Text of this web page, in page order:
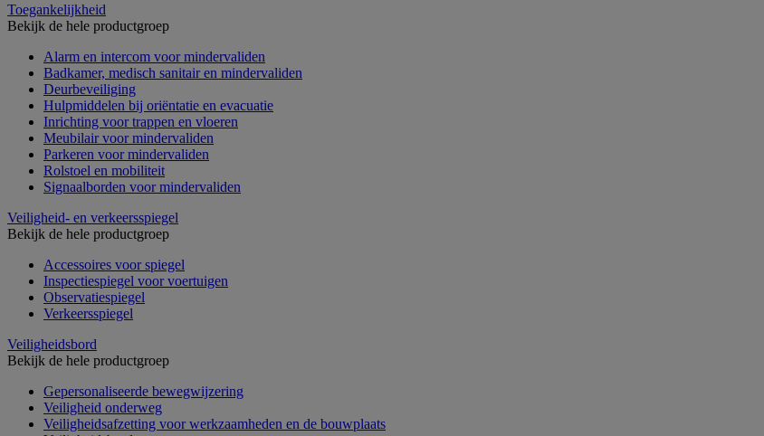
Toegankelijkheid
Bekijk de hele productgroep
Alarm en intercom voor mindervaliden
Badkamer, medisch sanitair en mindervaliden
Deurbeveiliging
Hulpmiddelen bij oriëntatie en evacuatie
Inrichting voor trappen en vloeren
Meubilair voor mindervaliden
Parkeren voor mindervaliden
Rolstoel en mobiliteit
Signaalborden voor mindervaliden
Veiligheid- en verkeersspiegel
Bekijk de hele productgroep
Accessoires voor spiegel
Inspectiespiegel voor voertuigen
Observatiespiegel
Verkeersspiegel
Veiligheidsbord
Bekijk de hele productgroep
Gepersonaliseerde bewegwijzering
Veiligheid onderweg
Veiligheidsafzetting voor werkzaamheden en de bouwplaats